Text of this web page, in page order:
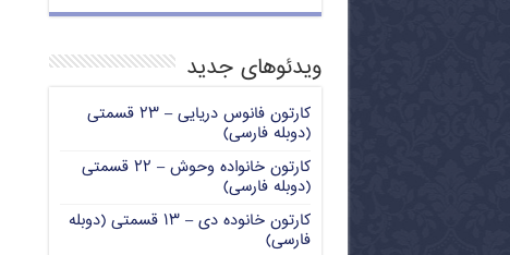
ویدئوهای جدید
کارتون فانوس دریایی – ۲۳ قسمتی
(دوبله فارسی)
کارتون خانواده وحوش – ۲۲ قسمتی
(دوبله فارسی)
کارتون خانوده دی – ۱۳ قسمتی (دوبله
فارسی)